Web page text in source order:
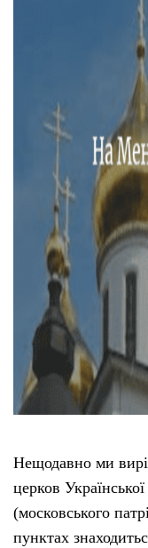
Нещодавно ми
церков
(московського
пунктах